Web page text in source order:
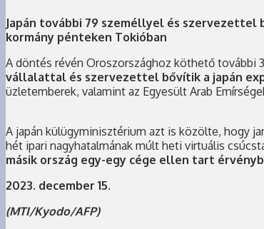
Japán további 79 személlyel és
kormány pénteken Tokióban
A döntés révén Oroszországhoz köthető további
vállalattal és szervezettel bővítik a japán
üzletemberek, valamint az Egyesült Arab
A japán külügyminisztérium azt is közölte, hogy
hét ipari nagyhatalmának múlt heti virtuális
másik ország egy-egy cége ellen tart
2023. december 15.
(MTI/Kyodo/AFP)